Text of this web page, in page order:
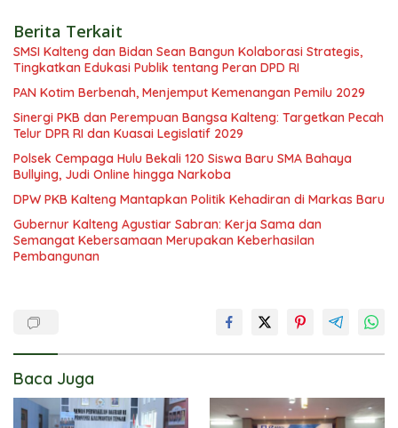
Berita Terkait
SMSI Kalteng dan Bidan Sean Bangun Kolaborasi Strategis,
Tingkatkan Edukasi Publik tentang Peran DPD RI
PAN Kotim Berbenah, Menjemput Kemenangan Pemilu 2029
Sinergi PKB dan Perempuan Bangsa Kalteng: Targetkan Pecah
Telur DPR RI dan Kuasai Legislatif 2029
Polsek Cempaga Hulu Bekali 120 Siswa Baru SMA Bahaya
Bullying, Judi Online hingga Narkoba
DPW PKB Kalteng Mantapkan Politik Kehadiran di Markas Baru
Gubernur Kalteng Agustiar Sabran: Kerja Sama dan
Semangat Kebersamaan Merupakan Keberhasilan
Pembangunan
Baca Juga